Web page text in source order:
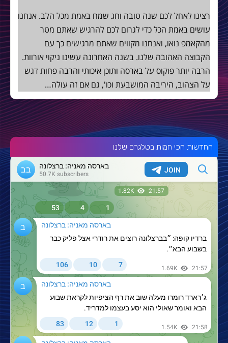
רצינו לאחל לכם שנה טובה וחג שמח באמת מכל הלב. אנחנו
עושים באמת הכל כדי לגרום לכם להרגיש שאתם מטר
מהקאמפ נואו, ואנחנו מקווים שאתם מרגישים כך עם
הקבוצה האהובה שלנו. בשנה האחרונה עשינו ניקוי אורוות.
הרבה יותר פוקוס על בארסה ותוכן איכותי והרבה פחות דגש
על הצהוב, היריבה המושבעת וכו', גם אם זה עולה…
החדשות הכי חמות בטלגרם שלנו